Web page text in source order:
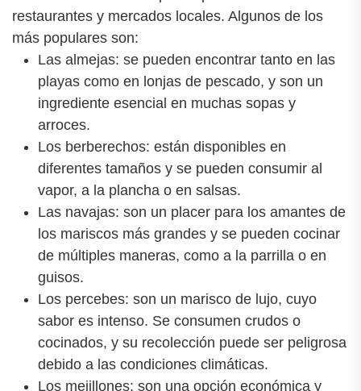
restaurantes y mercados locales. Algunos de los
más populares son:
Las almejas: se pueden encontrar tanto en las
playas como en lonjas de pescado, y son un
ingrediente esencial en muchas sopas y
arroces.
Los berberechos: están disponibles en
diferentes tamaños y se pueden consumir al
vapor, a la plancha o en salsas.
Las navajas: son un placer para los amantes de
los mariscos más grandes y se pueden cocinar
de múltiples maneras, como a la parrilla o en
guisos.
Los percebes: son un marisco de lujo, cuyo
sabor es intenso. Se consumen crudos o
cocinados, y su recolección puede ser peligrosa
debido a las condiciones climáticas.
Los mejillones: son una opción económica y